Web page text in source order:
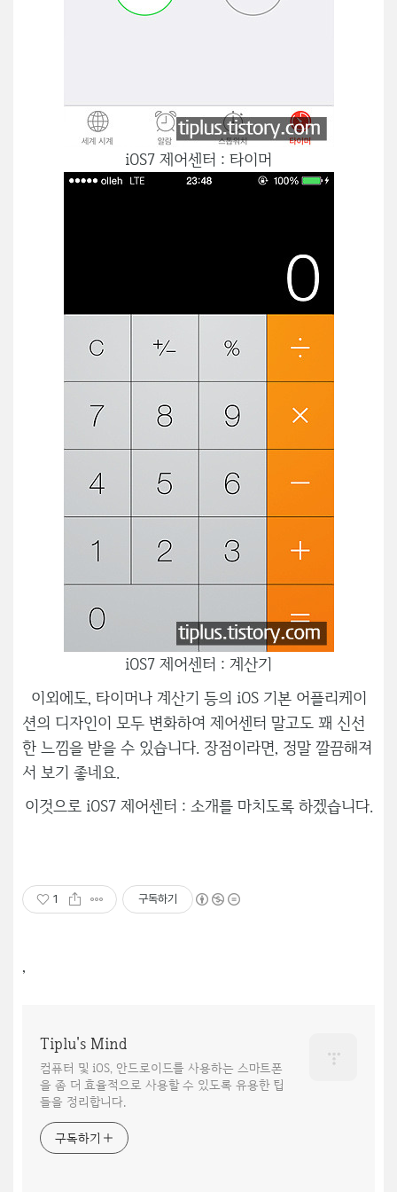
iOS7 제어센터 : 타이머
iOS7 제어센터 : 계산기
이외에도, 타이머나 계산기 등의 iOS 기본 어플리케이
션의 디자인이 모두 변화하여 제어센터 말고도 꽤 신선
한 느낌을 받을 수 있습니다. 장점이라면, 정말 깔끔해져
서 보기 좋네요.
이것으로 iOS7 제어센터 : 소개를 마치도록 하겠습니다.
1 구독하기
,
Tiplu's Mind
컴퓨터 및 iOS, 안드로이드를 사용하는 스마트폰
을 좀 더 효율적으로 사용할 수 있도록 유용한 팁
들을 정리합니다.
구독하기